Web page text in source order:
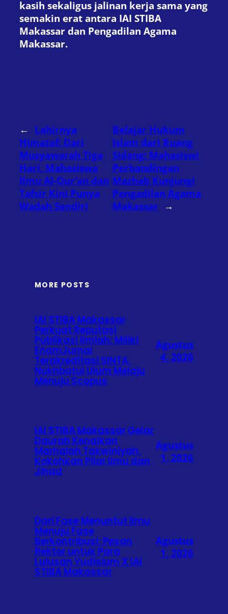
kasih sekaligus jalinan kerja sama yang
semakin erat antara IAI STIBA
Makassar dan Pengadilan Agama
Makassar.
← Lahirnya
Himataf: Dari
Musyawarah Tiga
Hari, Mahasiswa
Ilmu Al-Qur’an dan
Tafsir Kini Punya
Wadah Sendiri
Belajar Hukum
Islam dari Ruang
Sidang: Mahasiswi
Perbandingan
Mazhab Kunjungi
Pengadilan Agama
Makassar →
MORE POSTS
IAI STIBA Makassar
Perkuat Reputasi
Publikasi Ilmiah: Miliki
EnamJurnal
Terakreditasi SINTA,
Nukhbatul Ulum Melaju
Menuju Scopus
Agustus
4, 2026
IAI STIBA Makassar Gelar
Daurah Kenaikan
Marhalah Takwiniyah,
Kokohkan Pilar Ilmu dan
Jihad
Agustus
1, 2026
Dari Fase Menuntut Ilmu
Menuju Fase
Berkontribusi: Pesan
Rektor untuk Para
Lulusan Yudisium X IAI
STIBA Makassar
Agustus
1, 2026